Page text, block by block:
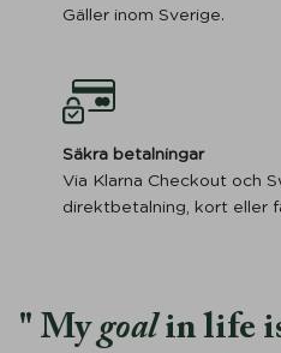
Gäller inom Sverige.
Säkra betalningar
Via Klarna Checkout och
direktbetalning, kort eller
Mygoalin life